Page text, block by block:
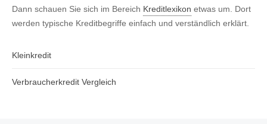
Dann schauen Sie sich im Bereich Kreditlexikon etwas um. Dort
werden typische Kreditbegriffe einfach und verständlich erklärt.
Kleinkredit
Verbraucherkredit Vergleich